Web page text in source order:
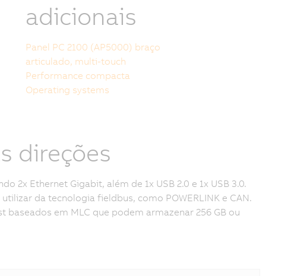
adicionais
Panel PC 2100 (AP5000) braço
articulado, multi-touch
Performance compacta
Operating systems
direções
2x Ethernet Gigabit, além de 1x USB 2.0 e 1x USB 3.0.
da tecnologia fieldbus, como POWERLINK e CAN.
em MLC que podem armazenar 256 GB ou